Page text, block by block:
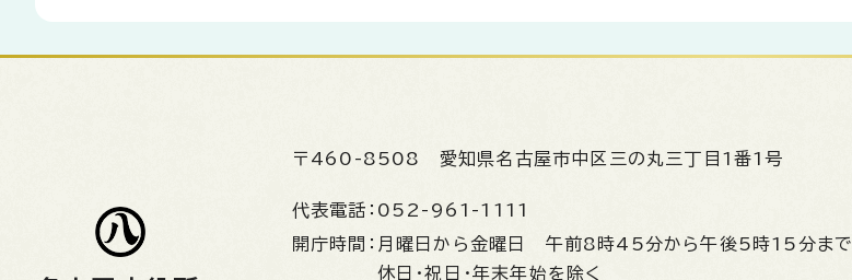
〒460-8508 愛知県名古屋市中区三の丸三丁目1番1号
代表電話： 052-961-1111
開庁時間： 月曜日から金曜日 午前8時45分から午後5時15分まで
休日・祝日・年末年始を除く